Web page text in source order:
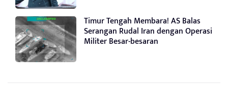
Timur Tengah Membara! AS Balas
Serangan Rudal Iran dengan Operasi
Militer Besar-besaran